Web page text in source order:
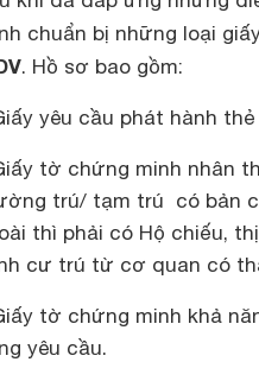
chuẩn bị những loại
. Hồ sơ bao gồm:
yêu cầu phát hành
tờ chứng minh nhân
trú/ tạm trú có bản
thì phải có Hộ chiếu,
cư trú từ cơ quan có
tờ chứng minh khả
yêu cầu.